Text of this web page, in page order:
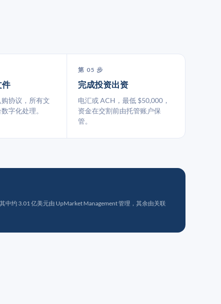
件
协议，所有文
字化处理。
第 05 步
完成投资出资
电汇或 ACH，最低 $50,000，
资金在交割前由托管账户保
管。
中约 3.01 亿美元由 UpMarket Management 管理，其余由关联